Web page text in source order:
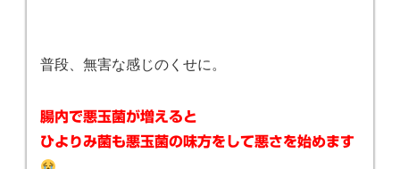
普段、無害な感じのくせに。
腸内で悪玉菌が増えると
ひよりみ菌も悪玉菌の味方をして悪さを始めます